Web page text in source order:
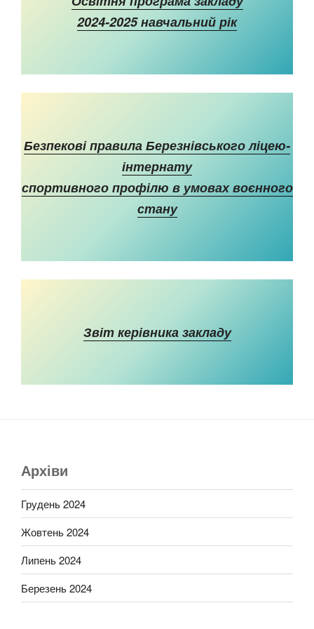
2024-2025 навчальний рік
Безпекові правила Березнівського ліцею-
інтернату
спортивного профілю в умовах воєнного
стану
Звіт керівника закладу
Архіви
Грудень 2024
Жовтень 2024
Липень 2024
Березень 2024